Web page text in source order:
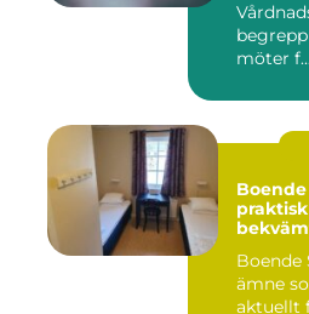
möter
Boende
Boende
ämne
aktuellt